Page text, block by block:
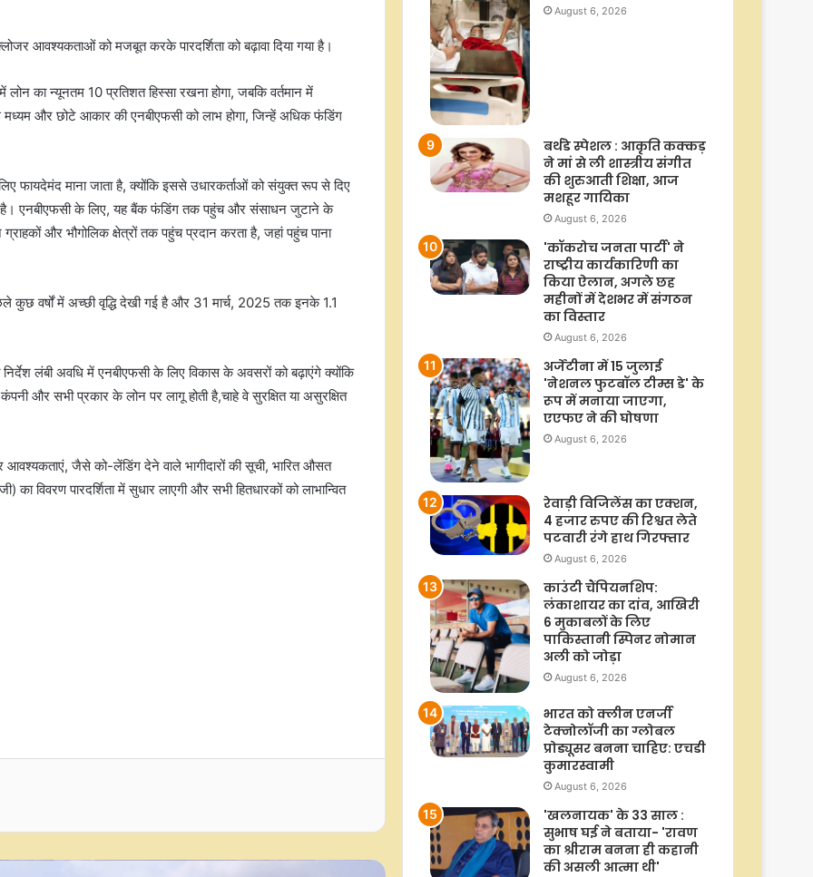
आवश्यकताओं को मजबूत करके पारदर्शिता को बढ़ावा दिया गया है।
का न्यूनतम 10 प्रतिशत हिस्सा रखना होगा, जबकि वर्तमान में
और छोटे आकार की एनबीएफसी को लाभ होगा, जिन्हें अधिक फंडिंग
फायदेमंद माना जाता है, क्योंकि इससे उधारकर्ताओं को संयुक्त रूप से दिए
है। एनबीएफसी के लिए, यह बैंक फंडिंग तक पहुंच और संसाधन जुटाने के
और भौगोलिक क्षेत्रों तक पहुंच प्रदान करता है, जहां पहुंच पाना
कुछ वर्षों में अच्छी वृद्धि देखी गई है और 31 मार्च, 2025 तक इनके 1.1
लंबी अवधि में एनबीएफसी के लिए विकास के अवसरों को बढ़ाएंगे क्योंकि
और सभी प्रकार के लोन पर लागू होती है,चाहे वे सुरक्षित या असुरक्षित
आवश्यकताएं, जैसे को-लेंडिंग देने वाले भागीदारों की सूची, भारित औसत
विवरण पारदर्शिता में सुधार लाएगी और सभी हितधारकों को लाभान्वित
की अपर लेयर एनबीएफसी की सूची, इस
इंडिया को पहली तिमाही में 16.5 करोड़ रुपए
का घाटा, रेवेन्यू भी घटा
August 6, 2026
बर्थडे स्पेशल : आकृति कक्कड़
ने मां से ली शास्त्रीय संगीत
की शुरुआती शिक्षा, आज
मशहूर गायिका
August 6, 2026
'कॉकरोच जनता पार्टी' ने
राष्ट्रीय कार्यकारिणी का
किया ऐलान, अगले छह
महीनों में देशभर में संगठन
का विस्तार
August 6, 2026
अर्जेंटीना में 15 जुलाई
'नेशनल फुटबॉल टीम्स डे' के
रूप में मनाया जाएगा,
एएफए ने की घोषणा
August 6, 2026
रेवाड़ी विजिलेंस का एक्शन,
4 हजार रुपए की रिश्वत लेते
पटवारी रंगे हाथ गिरफ्तार
August 6, 2026
काउंटी चैंपियनशिप:
लंकाशायर का दांव, आखिरी
6 मुकाबलों के लिए
पाकिस्तानी स्पिनर नोमान
अली को जोड़ा
August 6, 2026
भारत को क्लीन एनर्जी
टेक्नोलॉजी का ग्लोबल
प्रोड्यूसर बनना चाहिए: एचडी
कुमारस्वामी
August 6, 2026
'खलनायक' के 33 साल :
सुभाष घई ने बताया- 'रावण
का श्रीराम बनना ही कहानी
की असली आत्मा थी'